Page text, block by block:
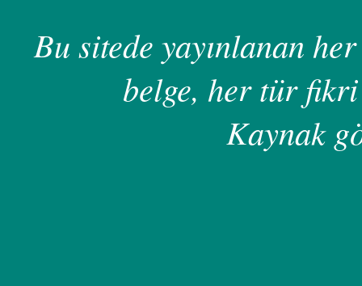
Bu sitede yayınlanan
belge, her tür
Kaynak